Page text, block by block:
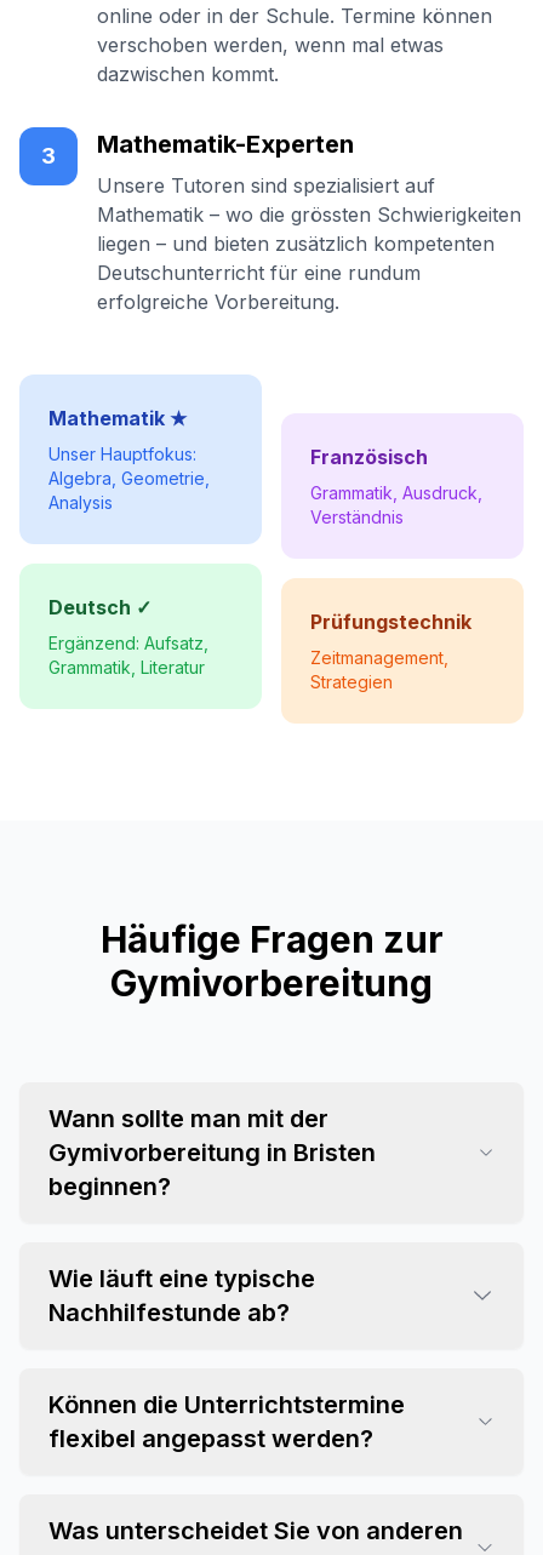
online oder in der Schule. Termine können
verschoben werden, wenn mal etwas
dazwischen kommt.
3 Mathematik-Experten
Unsere Tutoren sind spezialisiert auf
Mathematik – wo die grössten Schwierigkeiten
liegen – und bieten zusätzlich kompetenten
Deutschunterricht für eine rundum
erfolgreiche Vorbereitung.
Mathematik ★
Unser Hauptfokus:
Algebra, Geometrie,
Analysis
Deutsch ✓
Ergänzend: Aufsatz,
Grammatik, Literatur
Französisch
Grammatik, Ausdruck,
Verständnis
Prüfungstechnik
Zeitmanagement,
Strategien
Häufige Fragen zur
Gymivorbereitung
Wann sollte man mit der
Gymivorbereitung in Bristen
beginnen?
Wie läuft eine typische
Nachhilfestunde ab?
Können die Unterrichtstermine
flexibel angepasst werden?
Was unterscheidet Sie von anderen